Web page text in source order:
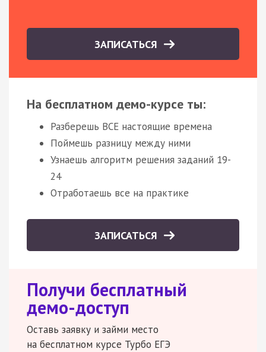
ЗАПИСАТЬСЯ
На бесплатном демо-курсе ты:
Разберешь ВСЕ настоящие времена
Поймешь разницу между ними
Узнаешь алгоритм решения заданий 19-
24
Отработаешь все на практике
ЗАПИСАТЬСЯ
Получи бесплатный
демо-доступ
Оставь заявку и займи место
на бесплатном курсе Турбо ЕГЭ